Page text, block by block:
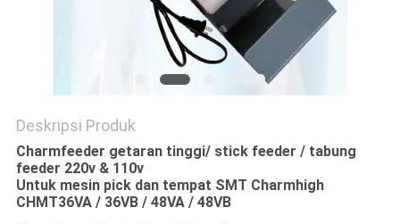
Deskripsi Produk
Charmfeeder getaran tinggi/ stick feeder / tabung
feeder 220v & 110v
Untuk mesin pick dan tempat SMT Charmhigh
CHMT36VA / 36VB / 48VA / 48VB